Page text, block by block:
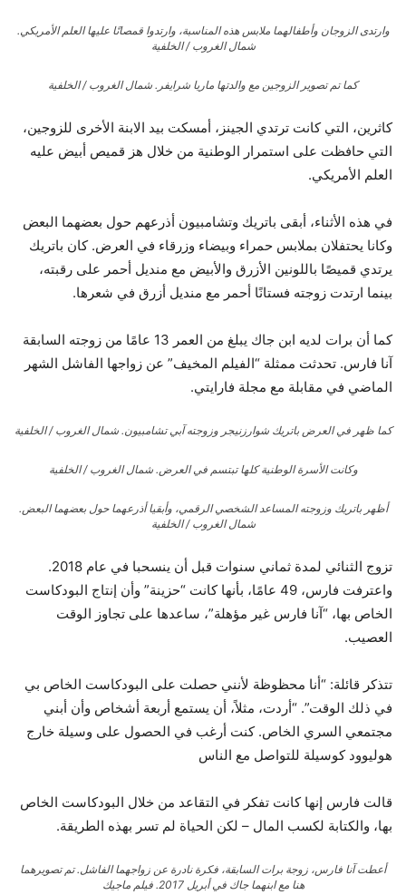
وارتدى الزوجان وأطفالهما ملابس هذه المناسبة، وارتدوا قمصانًا عليها العلم الأمريكي.
شمال الغروب / الخلفية
كما تم تصوير الزوجين مع والدتها ماريا شرايفر. شمال الغروب / الخلفية
كاثرين، التي كانت ترتدي الجينز، أمسكت بيد الابنة الأخرى للزوجين،
التي حافظت على استمرار الوطنية من خلال هز قميص أبيض عليه
العلم الأمريكي.
في هذه الأثناء، أبقى باتريك وتشامبيون أذرعهم حول بعضهما البعض
وكانا يحتفلان بملابس حمراء وبيضاء وزرقاء في العرض. كان باتريك
يرتدي قميصًا باللونين الأزرق والأبيض مع منديل أحمر على رقبته،
بينما ارتدت زوجته فستانًا أحمر مع منديل أزرق في شعرها.
كما أن برات لديه ابن جاك يبلغ من العمر 13 عامًا من زوجته السابقة
آنا فارس. تحدثت ممثلة “الفيلم المخيف” عن زواجها الفاشل الشهر
الماضي في مقابلة مع مجلة فارايتي.
كما ظهر في العرض باتريك شوارزنيجر وزوجته آبي تشامبيون.شمال الغروب / الخلفية
وكانت الأسرة الوطنية كلها تبتسم في العرض.شمال الغروب / الخلفية
أظهر باتريك وزوجته المساعد الشخصي الرقمي، وأبقيا أذرعهما حول بعضهما البعض.
شمال الغروب / الخلفية
تزوج الثنائي لمدة ثماني سنوات قبل أن ينسحبا في عام 2018.
واعترفت فارس، 49 عامًا، بأنها كانت “حزينة” وأن إنتاج البودكاست
الخاص بها، “آنا فارس غير مؤهلة”، ساعدها على تجاوز الوقت
العصيب.
تتذكر قائلة: “أنا محظوظة لأنني حصلت على البودكاست الخاص بي
في ذلك الوقت”. “أردت، مثلاً، أن يستمع أربعة أشخاص وأن أبني
مجتمعي السري الخاص. كنت أرغب في الحصول على وسيلة خارج
هوليوود كوسيلة للتواصل مع الناس
قالت فارس إنها كانت تفكر في التقاعد من خلال البودكاست الخاص
بها، والكتابة لكسب المال – لكن الحياة لم تسر بهذه الطريقة.
أعطت آنا فارس، زوجة برات السابقة، فكرة نادرة عن زواجهما الفاشل. تم تصويرهما
هنا مع ابنهما جاك في أبريل 2017.
فيلم ماجيك